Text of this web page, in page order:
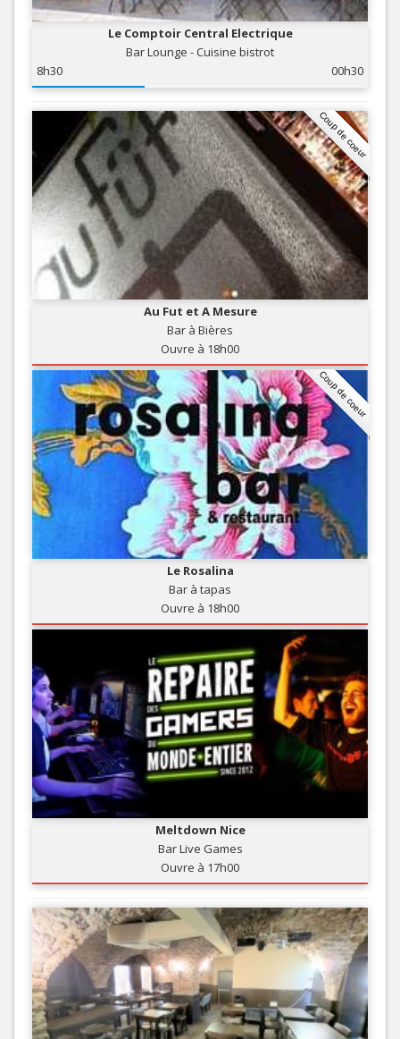
Le Comptoir Central Electrique
Bar Lounge - Cuisine bistrot
8h30
00h30
Coup de coeur
Au Fut et A Mesure
Bar à Bières
Ouvre à 18h00
Coup de coeur
Le Rosalina
Bar à tapas
Ouvre à 18h00
Meltdown Nice
Bar Live Games
Ouvre à 17h00